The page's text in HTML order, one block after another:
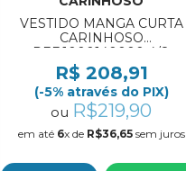
VESTIDO MANGA CURTA
CARINHOSO
REF:1000140000 4/8
R$ 208,91
(-5% através do PIX)
ou R$219,90
em até 6x de R$36,65sem juros